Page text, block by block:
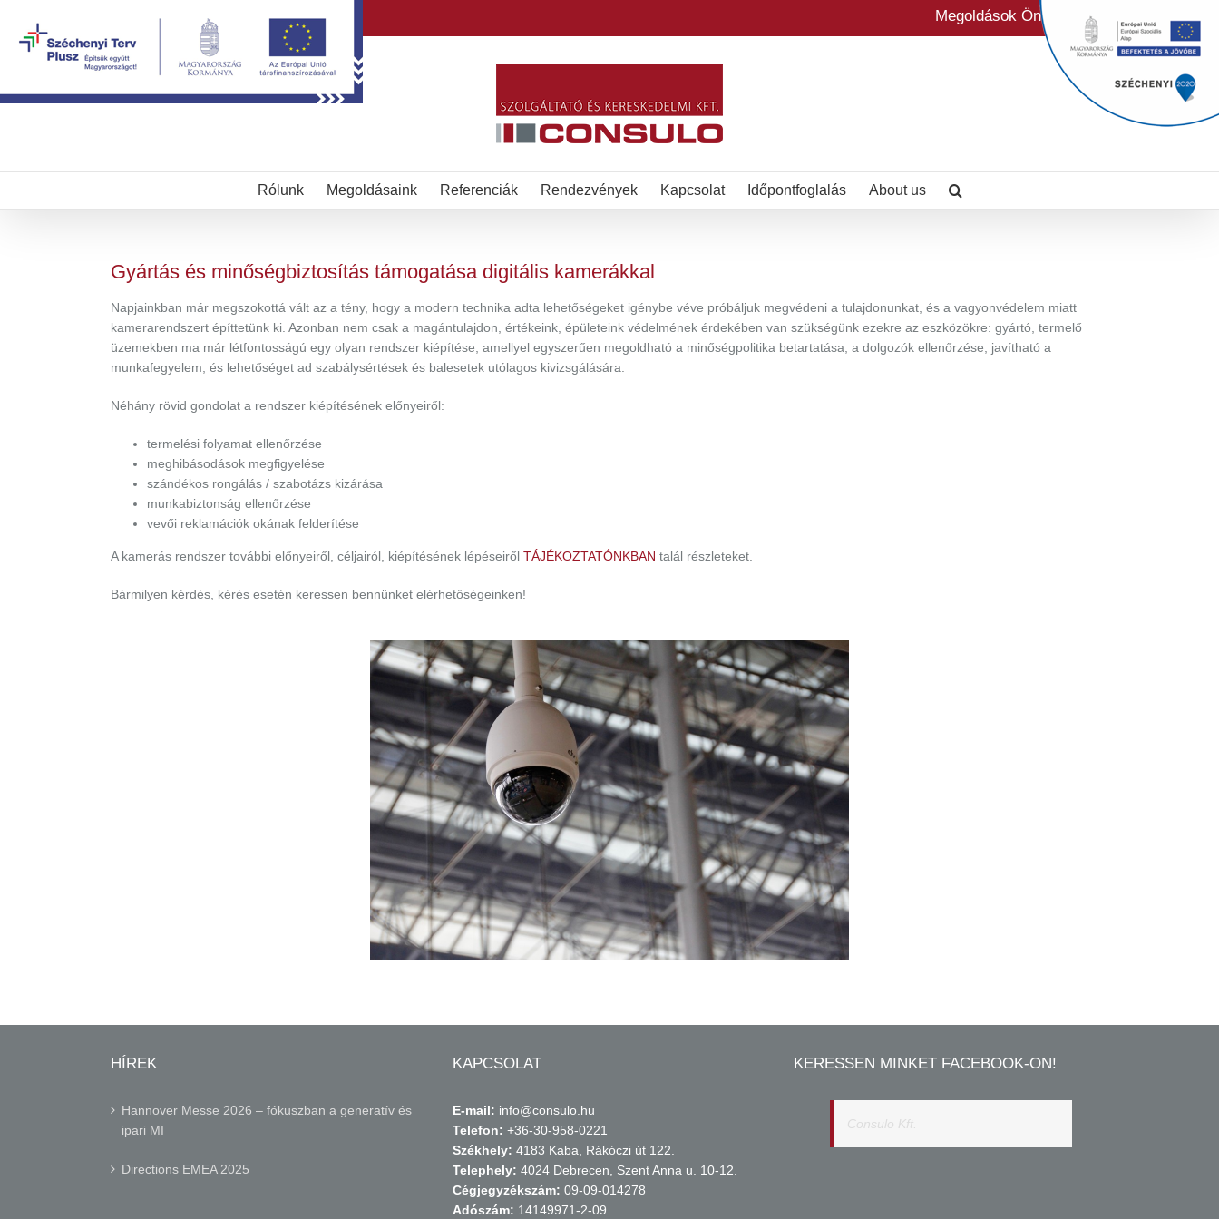
Megoldások Önre szabva
Rólunk Megoldásaink Referenciák Rendezvények Kapcsolat Időpontfoglalás About us
Gyártás és minőségbiztosítás támogatása digitális kamerákkal
Napjainkban már megszokottá vált az a tény, hogy a modern technika adta lehetőségeket igénybe véve próbáljuk megvédeni a tulajdonunkat, és a vagyonvédelem miatt
kamerarendszert építtetünk ki. Azonban nem csak a magántulajdon, értékeink, épületeink védelmének érdekében van szükségünk ezekre az eszközökre: gyártó, termelő
üzemekben ma már létfontosságú egy olyan rendszer kiépítése, amellyel egyszerűen megoldható a minőségpolitika betartatása, a dolgozók ellenőrzése, javítható a
munkafegyelem, és lehetőséget ad szabálysértések és balesetek utólagos kivizsgálására.
Néhány rövid gondolat a rendszer kiépítésének előnyeiről:
termelési folyamat ellenőrzése
meghibásodások megfigyelése
szándékos rongálás / szabotázs kizárása
munkabiztonság ellenőrzése
vevői reklamációk okának felderítése
A kamerás rendszer további előnyeiről, céljairól, kiépítésének lépéseiről TÁJÉKOZTATÓNKBAN talál részleteket.
Bármilyen kérdés, kérés esetén keressen bennünket elérhetőségeinken!
HÍREK
Hannover Messe 2026 – fókuszban a generatív és
ipari MI
Directions EMEA 2025
KAPCSOLAT
E-mail: info@consulo.hu
Telefon: +36-30-958-0221
Székhely: 4183 Kaba, Rákóczi út 122.
Telephely: 4024 Debrecen, Szent Anna u. 10-12.
Cégjegyzékszám: 09-09-014278
Adószám: 14149971-2-09
KERESSEN MINKET FACEBOOK-ON!
Consulo Kft.